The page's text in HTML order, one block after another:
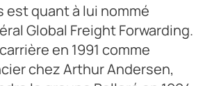
est quant à lui nommé
Global Freight Forwarding.
en 1991 comme
chez Arthur Andersen,